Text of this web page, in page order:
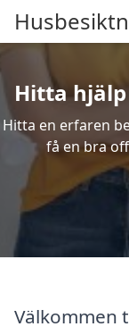
Hitta
Hitta en erfaren
få en bra
Välkommen